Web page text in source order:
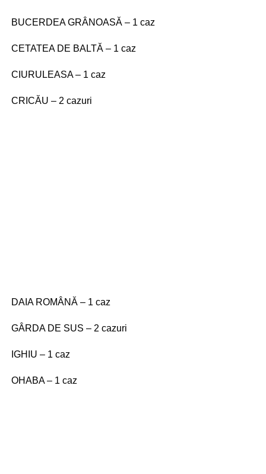
BUCERDEA GRÂNOASĂ – 1 caz
CETATEA DE BALTĂ – 1 caz
CIURULEASA – 1 caz
CRICĂU – 2 cazuri
DAIA ROMÂNĂ – 1 caz
GÂRDA DE SUS – 2 cazuri
IGHIU – 1 caz
OHABA – 1 caz